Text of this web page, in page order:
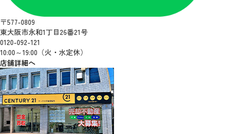
〒577-0809
東大阪市永和1丁目26番21号
0120-092-121
10:00～19:00（火・水定休）
店舗詳細へ